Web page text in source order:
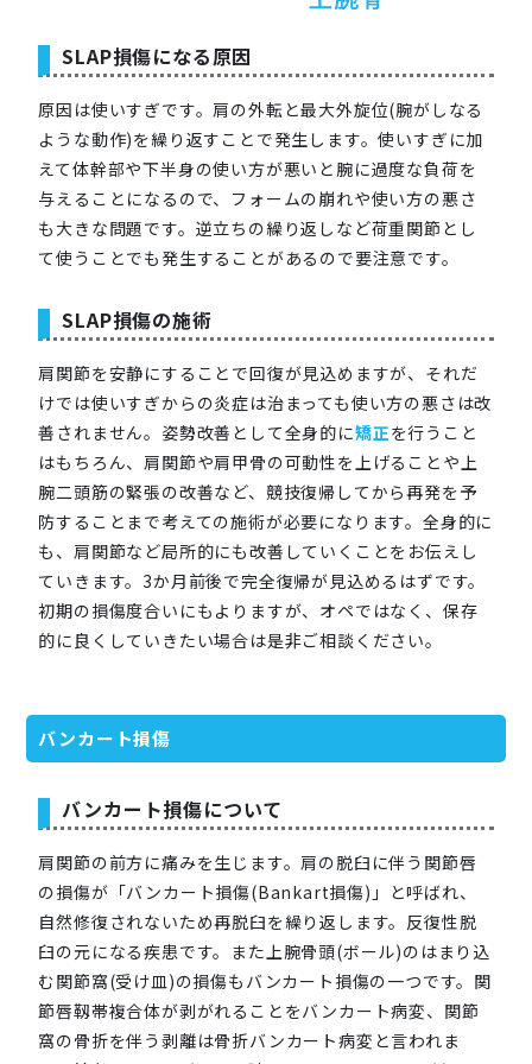
SLAP損傷になる原因
原因は使いすぎです。肩の外転と最大外旋位(腕がしなる
ような動作)を繰り返すことで発生します。使いすぎに加
えて体幹部や下半身の使い方が悪いと腕に過度な負荷を
与えることになるので、フォームの崩れや使い方の悪さ
も大きな問題です。逆立ちの繰り返しなど荷重関節とし
て使うことでも発生することがあるので要注意です。
SLAP損傷の施術
肩関節を安静にすることで回復が見込めますが、それだ
けでは使いすぎからの炎症は治まっても使い方の悪さは改
善されません。姿勢改善として全身的に矯正を行うこと
はもちろん、肩関節や肩甲骨の可動性を上げることや上
腕二頭筋の緊張の改善など、競技復帰してから再発を予
防することまで考えての施術が必要になります。全身的に
も、肩関節など局所的にも改善していくことをお伝えし
ていきます。3か月前後で完全復帰が見込めるはずです。
初期の損傷度合いにもよりますが、オペではなく、保存
的に良くしていきたい場合は是非ご相談ください。
バンカート損傷
バンカート損傷について
肩関節の前方に痛みを生じます。肩の脱臼に伴う関節唇
の損傷が「バンカート損傷(Bankart損傷)」と呼ばれ、
自然修復されないため再脱臼を繰り返します。反復性脱
臼の元になる疾患です。また上腕骨頭(ボール)のはまり込
む関節窩(受け皿)の損傷もバンカート損傷の一つです。関
節唇靱帯複合体が剥がれることをバンカート病変、関節
窩の骨折を伴う剥離は骨折バンカート病変と言われま